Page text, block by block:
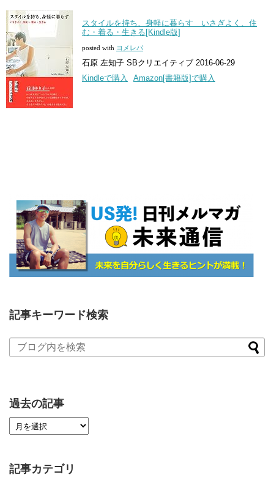
スタイルを持ち、身軽に暮らす いさぎよく、住
む・着る・生きる[Kindle版]
posted with ヨメレバ
石原 左知子 SBクリエイティブ 2016-06-29
Kindleで購入
Amazon[書籍版]で購入
記事キーワード検索
過去の記事
記事カテゴリ